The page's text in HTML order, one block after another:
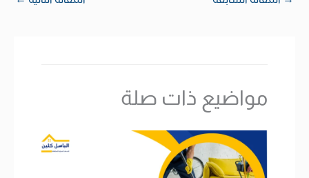
مواضيع ذات صلة